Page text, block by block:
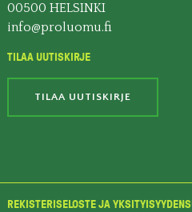
00500 HELSINKI
info@proluomu.fi
TILAA UUTISKIRJE
TILAA UUTISKIRJE
REKISTERISELOSTE JA